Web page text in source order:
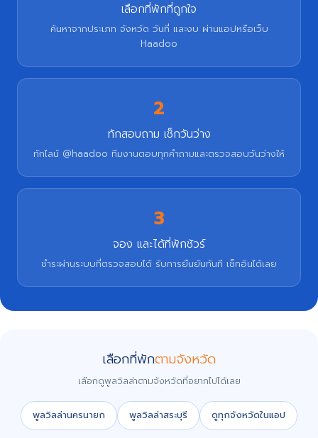
เลือกที่พักที่ถูกใจ
ค้นหาจากประเภท จังหวัด วันที่ และงบ ผ่านแอปหรือเว็บ
Haadoo
2
ทักสอบถาม เช็กวันว่าง
ทักไลน์ @haadoo ทีมงานตอบทุกคำถามและตรวจสอบวันว่างให้
3
จอง และได้ที่พักชัวร์
ชำระผ่านระบบที่ตรวจสอบได้ รับการยืนยันทันที เช็กอินได้เลย
เลือกที่พักตามจังหวัด
เลือกดูพูลวิลล่าตามจังหวัดที่อยากไปได้เลย
พูลวิลล่านครนายก พูลวิลล่าสระบุรี ดูทุกจังหวัดในแอป